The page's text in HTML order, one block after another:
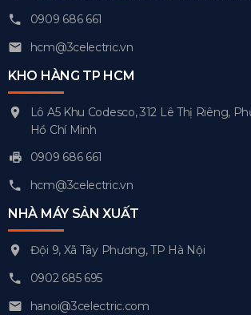
0909 686 661
hcm@3celectric.vn
KHO HÀNG TP HCM
Lô A5 Khu Codesco, 312 Lê Thị Riêng,
Hồ Chí Minh
0909 686 661
hcm@3celectric.vn
NHÀ MÁY SẢN XUẤT
Đội 9, Xã Tây Phương, TP Hà Nội
0902 685 695
hanoi@3celectric.com